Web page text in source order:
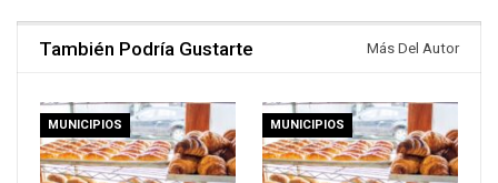
También Podría Gustarte Más Del Autor
MUNICIPIOS MUNICIPIOS